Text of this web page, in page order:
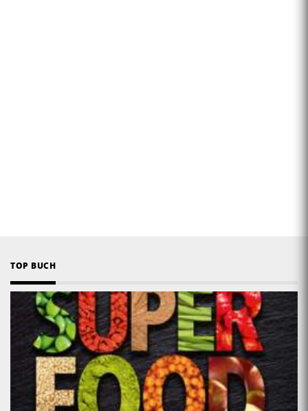
TOP BUCH